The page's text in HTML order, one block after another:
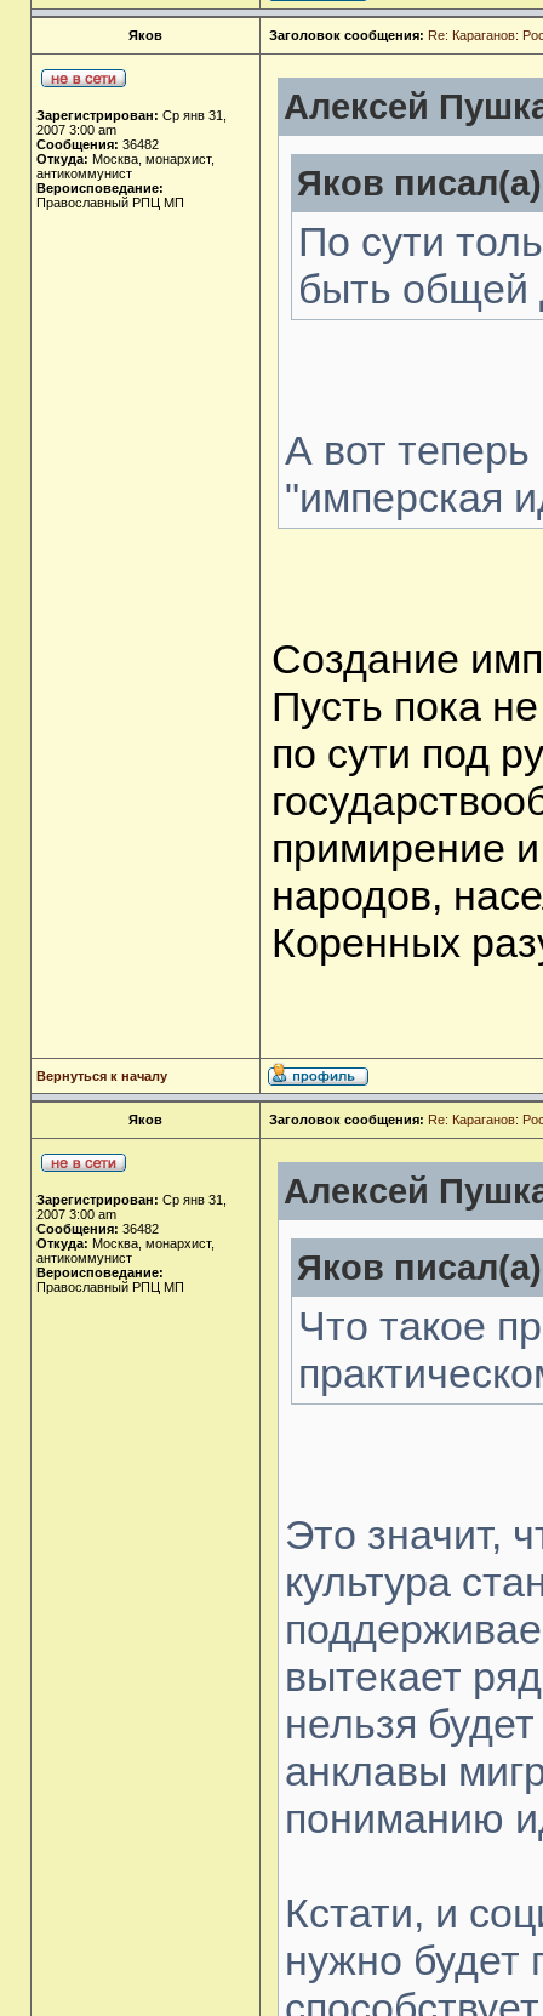
Яков Заголовок сообщения: Re: Караганов:
Зарегистрирован: Ср янв 31,
2007 3:00 am
Сообщения: 36482
Откуда: Москва, монархист,
антикоммунист
Вероисповедание:
Православный РПЦ МП
Алексей
Яков
По сути
быть общей
А вот
"имперская
Создание
Пусть пока
по сути под
примирение
народов,
Коренных
Вернуться к началу
Яков Заголовок сообщения: Re: Караганов:
Зарегистрирован: Ср янв 31,
2007 3:00 am
Сообщения: 36482
Откуда: Москва, монархист,
антикоммунист
Вероисповедание:
Православный РПЦ МП
Алексей
Яков
Что такое
Это значит,
культура
вытекает
нельзя
анклавы
пониманию
Кстати, и
нужно будет